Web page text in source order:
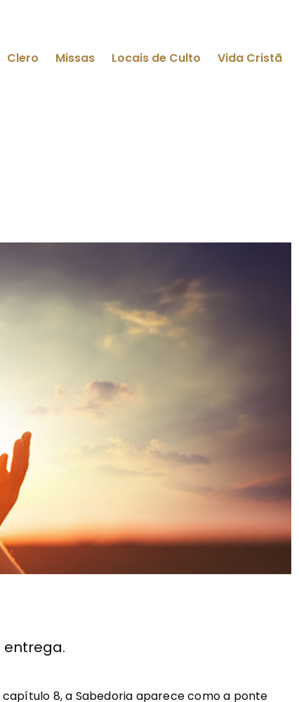
Clero Missas Locais de Culto Vida Cristã
entrega.
8, a Sabedoria aparece como a ponte